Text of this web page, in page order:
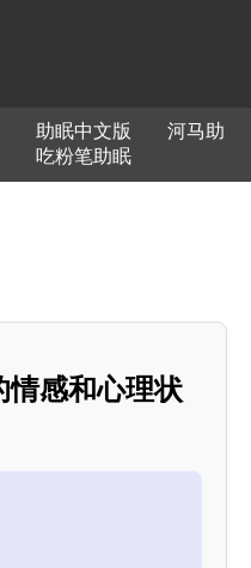
助眠中文版
河马助
吃粉笔助眠
情感和心理状